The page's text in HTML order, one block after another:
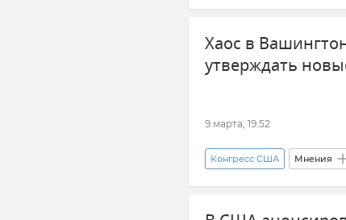
Обострение между
Хаос в
утверждать
9 марта, 19:52
Конгресс США Мнения
Обострение между
Ближний Восток